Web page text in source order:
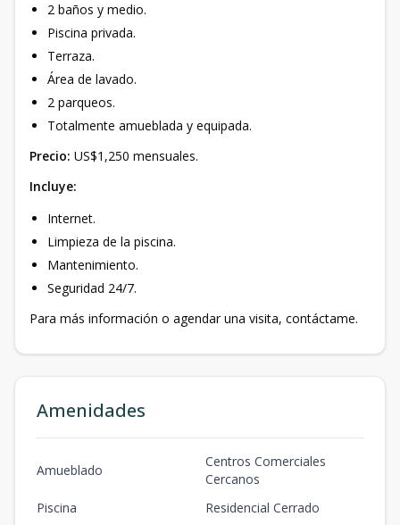
2 baños y medio.
Piscina privada.
Terraza.
Área de lavado.
2 parqueos.
Totalmente amueblada y equipada.
Precio: US$1,250 mensuales.
Incluye:
Internet.
Limpieza de la piscina.
Mantenimiento.
Seguridad 24/7.
Para más información o agendar una visita, contáctame.
Amenidades
Amueblado
Centros Comerciales
Cercanos
Piscina
Residencial Cerrado